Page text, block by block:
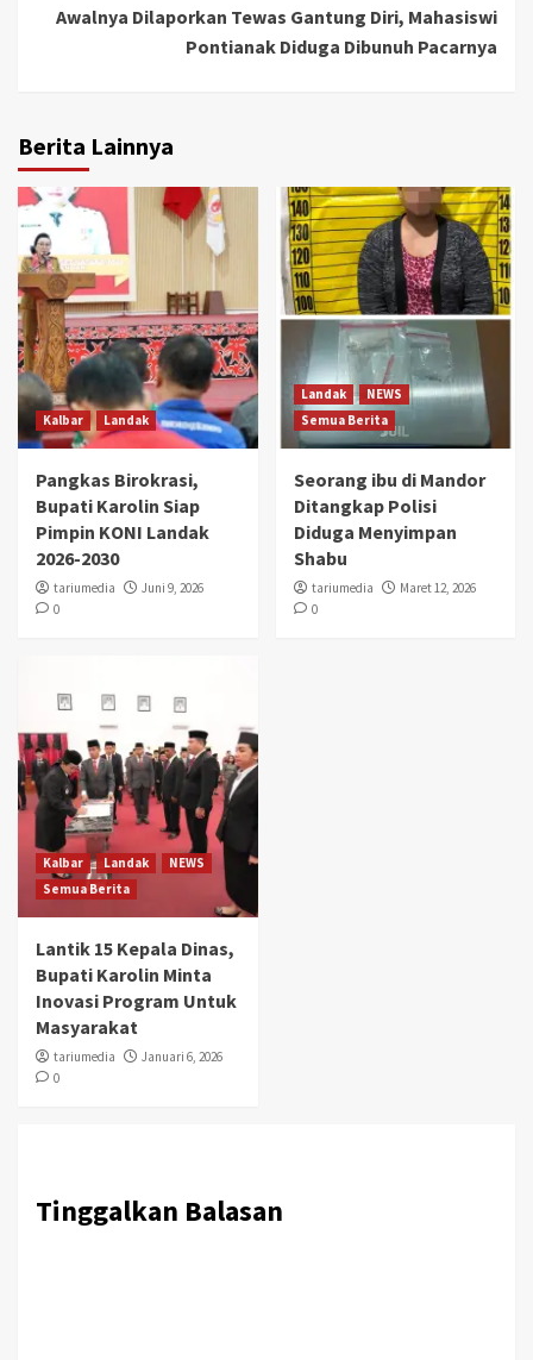
Awalnya Dilaporkan Tewas Gantung Diri, Mahasiswi
Pontianak Diduga Dibunuh Pacarnya
Berita Lainnya
Kalbar Landak
Pangkas Birokrasi,
Bupati Karolin Siap
Pimpin KONI Landak
2026-2030
tariumedia
Juni 9, 2026
0
Landak
NEWS
Semua Berita
Seorang ibu di Mandor
Ditangkap Polisi
Diduga Menyimpan
Shabu
tariumedia
Maret 12, 2026
0
Kalbar Landak
NEWS
Semua Berita
Lantik 15 Kepala Dinas,
Bupati Karolin Minta
Inovasi Program Untuk
Masyarakat
tariumedia
Januari 6, 2026
0
Tinggalkan Balasan